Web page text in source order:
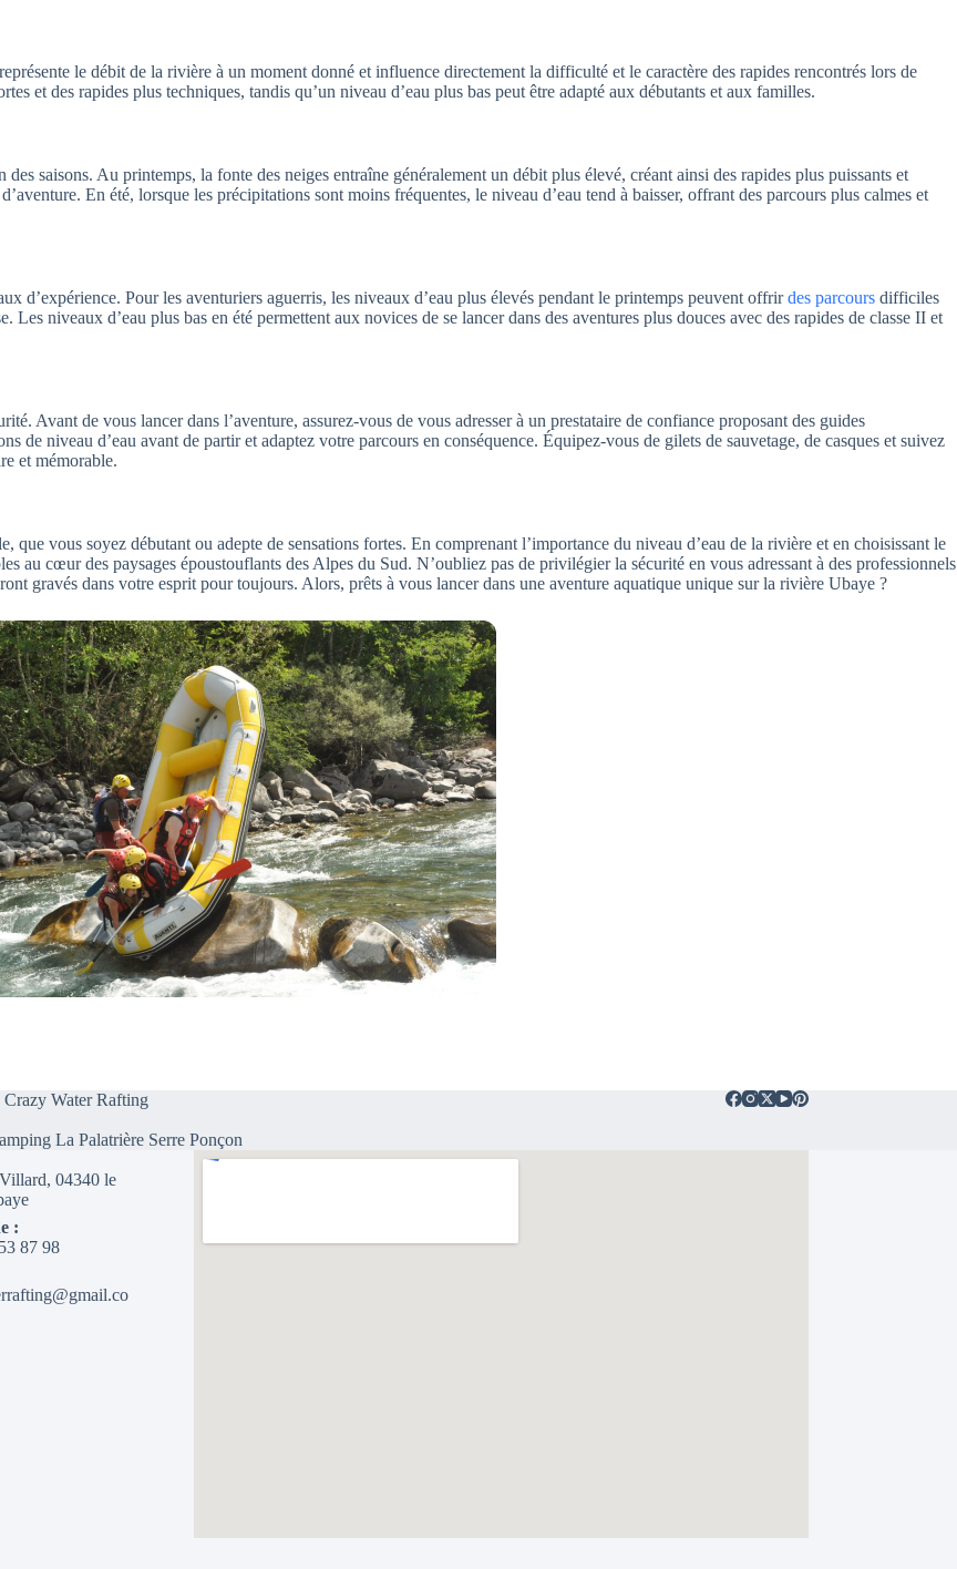
le débit de la rivière à un moment donné et influence directement la difficulté et le caractère des rapides rencontrés lors de
et des rapides plus techniques, tandis qu’un niveau d’eau plus bas peut être adapté aux débutants et aux familles.
saisons. Au printemps, la fonte des neiges entraîne généralement un débit plus élevé, créant ainsi des rapides plus puissants et
En été, lorsque les précipitations sont moins fréquentes, le niveau d’eau tend à baisser, offrant des parcours plus calmes et
d’expérience. Pour les aventuriers aguerris, les niveaux d’eau plus élevés pendant le printemps peuvent offrirdes parcours difficiles
niveaux d’eau plus bas en été permettent aux novices de se lancer dans des aventures plus douces avec des rapides de classe II et
Avant de vous lancer dans l’aventure, assurez-vous de vous adresser à un prestataire de confiance proposant des guides
de niveau d’eau avant de partir et adaptez votre parcours en conséquence. Équipez-vous de gilets de sauvetage, de casques et suivez
et mémorable.
vous soyez débutant ou adepte de sensations fortes. En comprenant l’importance du niveau d’eau de la rivière et en choisissant le
au cœur des paysages époustouflants des Alpes du Sud. N’oubliez pas de privilégier la sécurité en vous adressant à des professionnels
gravés dans votre esprit pour toujours. Alors, prêts à vous lancer dans une aventure aquatique unique sur la rivière Ubaye ?
Crazy Water Rafting
La Palatrière Serre Ponçon
04340 le
:
87 98